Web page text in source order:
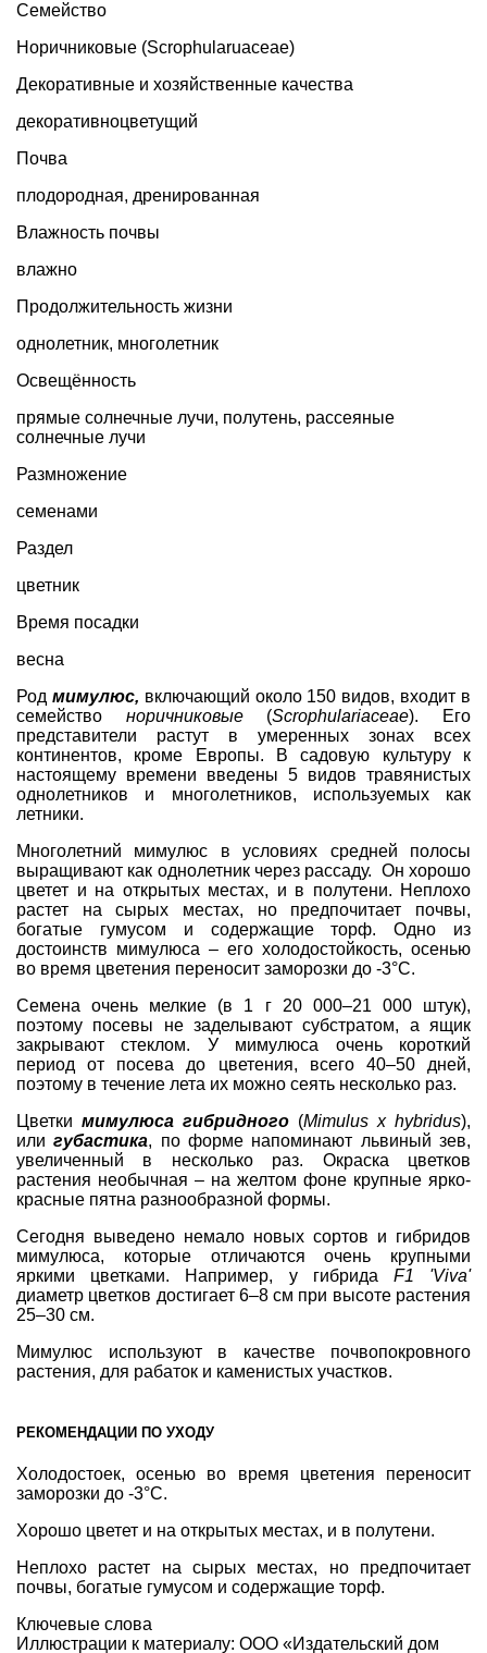
Семейство
Норичниковые (Scrophularuaceae)
Декоративные и хозяйственные качества
декоративноцветущий
Почва
плодородная, дренированная
Влажность почвы
влажно
Продолжительность жизни
однолетник, многолетник
Освещённость
прямые солнечные лучи, полутень, рассеяные
солнечные лучи
Размножение
семенами
Раздел
цветник
Время посадки
весна
Род мимулюс, включающий около 150 видов, входит в
семейство норичниковые (Scrophulariaceae). Его
представители растут в умеренных зонах всех
континентов, кроме Европы. В садовую культуру к
настоящему времени введены 5 видов травянистых
однолетников и многолетников, используемых как
летники.
Многолетний мимулюс в условиях средней полосы
выращивают как однолетник через рассаду. Он хорошо
цветет и на открытых местах, и в полутени. Неплохо
растет на сырых местах, но предпочитает почвы,
богатые гумусом и содержащие торф. Одно из
достоинств мимулюса – его холодостойкость, осенью
во время цветения переносит заморозки до -3°С.
Семена очень мелкие (в 1 г 20 000–21 000 штук),
поэтому посевы не заделывают субстратом, а ящик
закрывают стеклом. У мимулюса очень короткий
период от посева до цветения, всего 40–50 дней,
поэтому в течение лета их можно сеять несколько раз.
Цветки мимулюса гибридного (Mimulus x hybridus),
илигубастика, по форме напоминают львиный зев,
увеличенный в несколько раз. Окраска цветков
растения необычная – на желтом фоне крупные ярко-
красные пятна разнообразной формы.
Сегодня выведено немало новых сортов и гибридов
мимулюса, которые отличаются очень крупными
яркими цветками. Например, у гибрида F1 'Viva'
диаметр цветков достигает 6–8 см при высоте растения
25–30 см.
Мимулюс используют в качестве почвопокровного
растения, для рабаток и каменистых участков.
РЕКОМЕНДАЦИИ ПО УХОДУ
Холодостоек, осенью во время цветения переносит
заморозки до -3°С.
Хорошо цветет и на открытых местах, и в полутени.
Неплохо растет на сырых местах, но предпочитает
почвы, богатые гумусом и содержащие торф.
Ключевые слова
Иллюстрации к материалу: ООО «Издательский дом